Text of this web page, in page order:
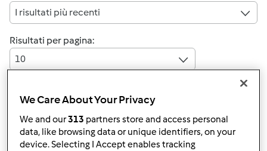
I risultati più recenti
Risultati per pagina:
10
4 | Ultimo messaggio
Risposta rapida
Anonimo (non verificato)
We Care About Your Privacy
We and our313 partners store and access personal
data, like browsing data or unique identifiers, on your
device. Selecting I Accept enables tracking